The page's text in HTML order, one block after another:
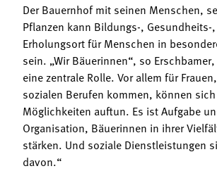
Der Bauernhof mit seinen Menschen,
Pflanzen kann Bildungs-, Gesundheits-
Erholungsort für Menschen in
sein. „Wir Bäuerinnen“, so
eine zentrale Rolle. Vor allem für
sozialen Berufen kommen, können
Möglichkeiten auftun. Es ist Aufgabe
Organisation, Bäuerinnen in ihrer
stärken. Und soziale Dienstleistungen
davon.“